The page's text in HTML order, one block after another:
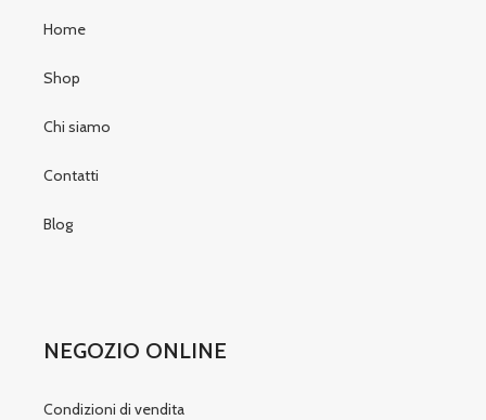
Home
Shop
Chi siamo
Contatti
Blog
NEGOZIO ONLINE
Condizioni di vendita